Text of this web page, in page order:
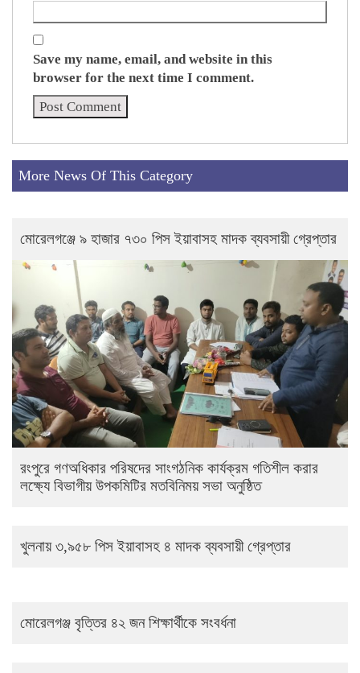
Save my name, email, and website in this
browser for the next time I comment.
More News Of This Category
মোরেলগঞ্জে ৯ হাজার ৭৩০ পিস ইয়াবাসহ মাদক ব্যবসায়ী গ্রেপ্তার
রংপুরে গণঅধিকার পরিষদের সাংগঠনিক কার্যক্রম গতিশীল করার
লক্ষ্যে বিভাগীয় উপকমিটির মতবিনিময় সভা অনুষ্ঠিত
খুলনায় ৩,৯৫৮ পিস ইয়াবাসহ ৪ মাদক ব্যবসায়ী গ্রেপ্তার
মোরেলগঞ্জ বৃত্তির ৪২ জন শিক্ষার্থীকে সংবর্ধনা